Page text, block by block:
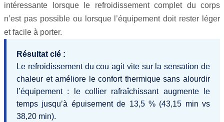
intéressante lorsque le refroidissement complet du corps
n’est pas possible ou lorsque l’équipement doit rester léger
et facile à porter.
Résultat clé :
Le refroidissement du cou agit vite sur la sensation de
chaleur et améliore le confort thermique sans alourdir
l’équipement : le collier rafraîchissant augmente le
temps jusqu’à épuisement de 13,5 % (43,15 min vs
38,20 min).